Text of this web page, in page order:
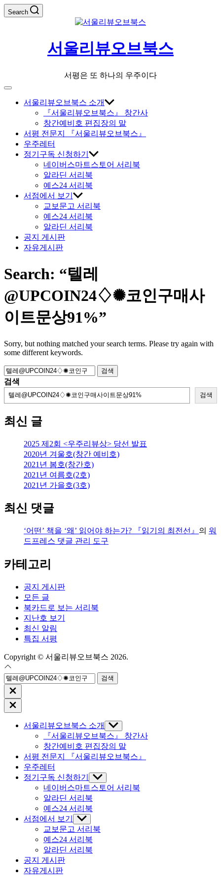
Skip
to
Search
서울리뷰오브북스
서평은 또 하나의 우주이다
Off
Canvas서울리뷰오브북스 소개
『서울리뷰오브북스』 창간사
창간예비호 편집장의 말
서평 전문지 『서울리뷰오브북스』
우주레터
정기구독 신청하기
네이버스마트스토어 서리북
알라딘 서리북
예스24 서리북
서점에서 보기
교보문고 서리북
예스24 서리북
알라딘 서리북
공지 게시판
자유게시판
Search: “텔레
@UPCOIN24♢✺코인구매사
이트문상91%”
Sorry, but nothing matched your search terms. Please try again with
some different keywords.
검
색:
검색
검색
최신 글
2025 제2회 <우주리뷰상> 당선 발표
2020년 겨울호(창간 예비호)
2021년 봄호(창간호)
2021년 여름호(2호)
2021년 가을호(3호)
최신 댓글
‘어떤’ 책을 ‘왜’ 읽어야 하는가? 『읽기의 최전선』 의 워
드프레스 댓글 관리 도구
카테고리
공지 게시판
모든 글
북카드로 보는 서리북
지난호 보기
최신 알림
특집 서평
Copyright © 서울리뷰오브북스 2026.
검
색:Close
search
Close
Off
서울리뷰오브북스 소개
Show
sub
menu
『서울리뷰오브북스』 창간사
창간예비호 편집장의 말
서평 전문지 『서울리뷰오브북스』
우주레터
정기구독 신청하기
Show
sub
menu
네이버스마트스토어 서리북
알라딘 서리북
예스24 서리북
서점에서 보기
Show
sub
menu
교보문고 서리북
예스24 서리북
알라딘 서리북
공지 게시판
자유게시판